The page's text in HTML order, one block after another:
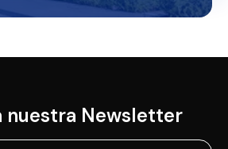
nuestra Newsletter